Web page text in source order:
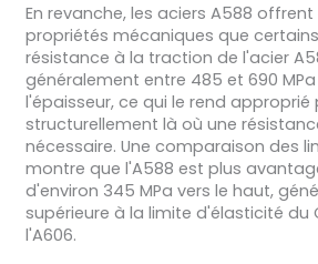
En revanche, les aciers A588
propriétés mécaniques que
résistance à la traction de l'acier
généralement entre 485 et 690
l'épaisseur, ce qui le rend
structurellement là où une
nécessaire. Une comparaison des
montre que l'A588 est plus
d'environ 345 MPa vers le haut,
supérieure à la limite d'élasticité du
l'A606.